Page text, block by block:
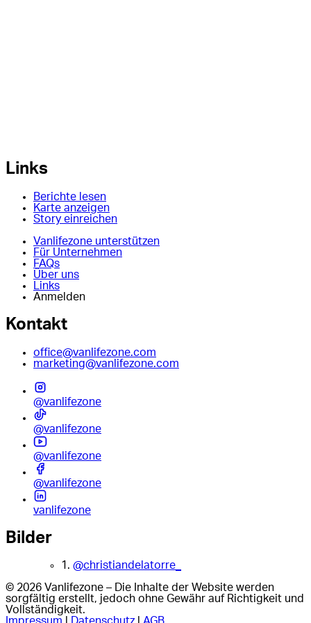
Links
Berichte lesen
Karte anzeigen
Story einreichen
Vanlifezone unterstützen
Für Unternehmen
FAQs
Über uns
Links
Anmelden
Kontakt
office@vanlifezone.com
marketing@vanlifezone.com
@vanlifezone
@vanlifezone
@vanlifezone
@vanlifezone
vanlifezone
Bilder
1. @christiandelatorre_
© 2026 Vanlifezone – Die Inhalte der Website werden
sorgfältig erstellt, jedoch ohne Gewähr auf Richtigkeit und
Vollständigkeit.